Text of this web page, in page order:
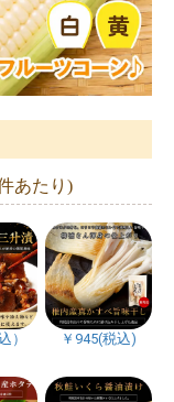
あたり)
） ￥945(税込)